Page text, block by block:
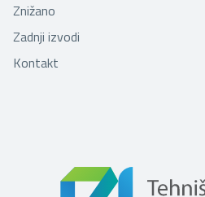
Znižano
Zadnji izvodi
Kontakt